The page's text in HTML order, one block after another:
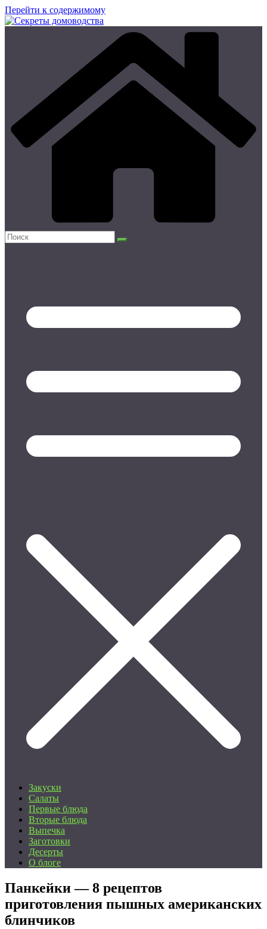
Перейти к содержимому
Закуски
Салаты
Первые блюда
Вторые блюда
Выпечка
Заготовки
Десерты
О блоге
Панкейки — 8 рецептов
приготовления пышных американских
блинчиков